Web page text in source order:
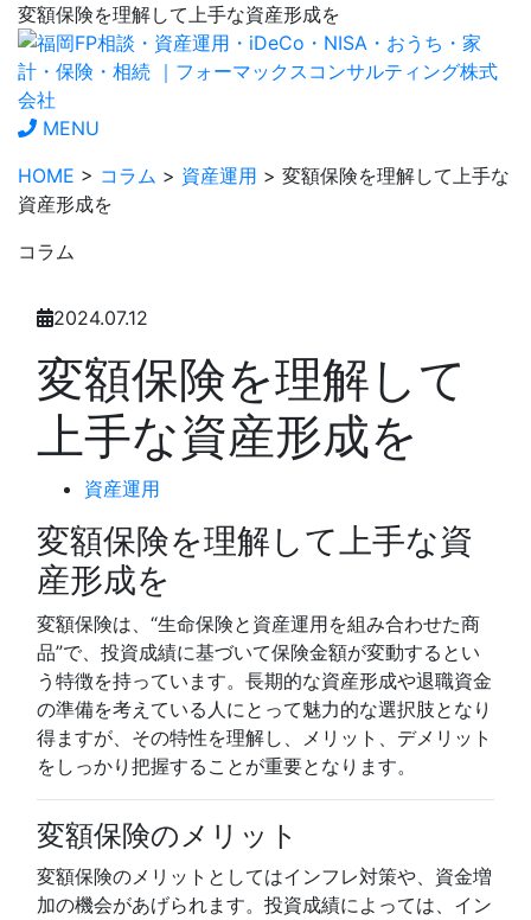
変額保険を理解して上手な資産形成を
MENU
HOME > コラム > 資産運用 > 変額保険を理解して上手な
資産形成を
コラム
2024.07.12
変額保険を理解して
上手な資産形成を
資産運用
変額保険を理解して上手な資
産形成を
変額保険は、“生命保険と資産運用を組み合わせた商
品”で、投資成績に基づいて保険金額が変動するとい
う特徴を持っています。長期的な資産形成や退職資金
の準備を考えている人にとって魅力的な選択肢となり
得ますが、その特性を理解し、メリット、デメリット
をしっかり把握することが重要となります。
変額保険のメリット
変額保険のメリットとしてはインフレ対策や、資金増
加の機会があげられます。投資成績によっては、イン